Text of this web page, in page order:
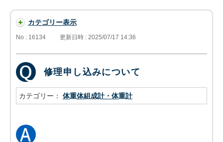
カテゴリー表示
No : 16134 更新日時 : 2025/07/17 14:36
修理申し込みについて
カテゴリー： 体重体組成計・体重計